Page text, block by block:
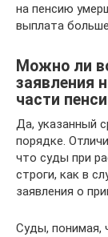
на пенсию
выплата
Можно ли
заявления
части
Да, указанный
порядке.
что суды при
строги, как в
заявления о
Суды, понимая,